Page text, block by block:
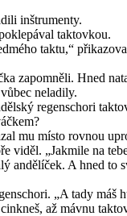
inštrumenty.
taktovkou.
taktu,“
zapomněli. Hned
neladily.
regenschori
mu místo rovnou
viděl. „Jakmile na
andělíček. A hned to
„A tady máš
až mávnu